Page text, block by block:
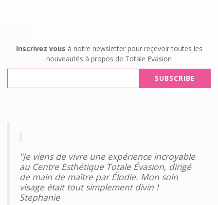
Inscrivez vous à notre newsletter pour reçevoir toutes les
nouveautés à propos de Totale Evasion
"Je viens de vivre une expérience incroyable
au Centre Esthétique Totale Évasion, dirigé
de main de maître par Élodie. Mon soin
visage était tout simplement divin !
Stephanie